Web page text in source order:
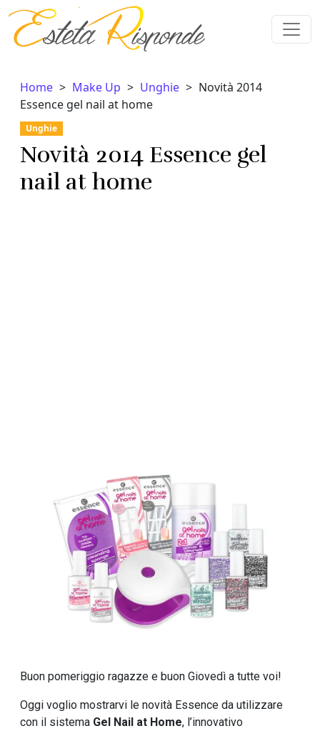
Vai al contenuto
Home Make Up Unghie
Novità 2014
Essence gel nail at home
Unghie
Novità 2014 Essence gel
nail at home
Buon pomeriggio ragazze e buon Giovedì a tutte voi!
Oggi voglio mostrarvi le novità Essence da utilizzare
con il sistema Gel Nail at Home, l’innovativo